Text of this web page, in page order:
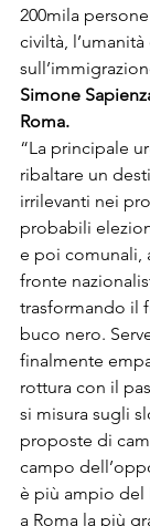
200mila
civiltà,
Simone
Roma.
“La principale
ribaltare un
irrilevanti nei
probabili
e poi comunali,
fronte
trasformando il
buco nero.
finalmente
rottura con il
si misura sugli
proposte di
campo
è più ampio del
a Roma la più